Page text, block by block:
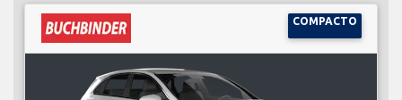
COMPACTO